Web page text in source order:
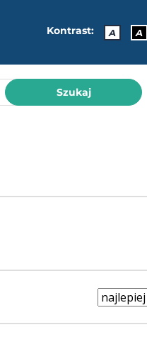
Kontrast: A A
Szukaj